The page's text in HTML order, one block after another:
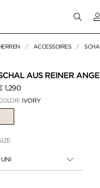
ACCESSOIRES
AUS REINER
1,290
IVORY
UNI